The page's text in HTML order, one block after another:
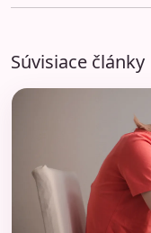
Súvisiace články